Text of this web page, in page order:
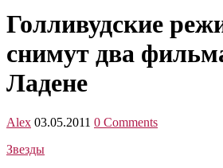
Голливудские
снимут два
Ладене
Alex 03.05.2011 0 Comments
Звезды